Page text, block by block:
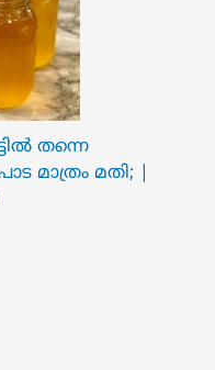
തന്നെ
മാത്രം മതി; |